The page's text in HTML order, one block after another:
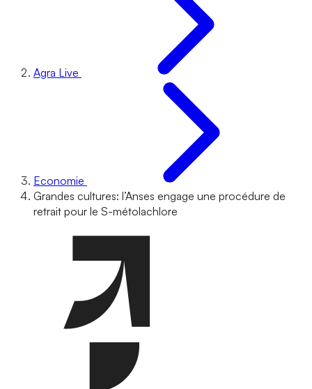
Agra Live
Economie
Grandes cultures: l’Anses engage une procédure de
retrait pour le S-métolachlore